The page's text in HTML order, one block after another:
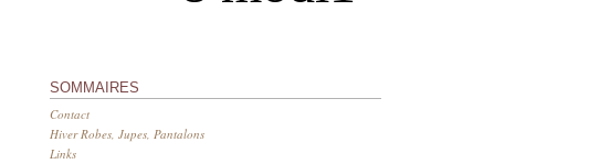
SOMMAIRES
Contact
Hiver Robes, Jupes, Pantalons
Links